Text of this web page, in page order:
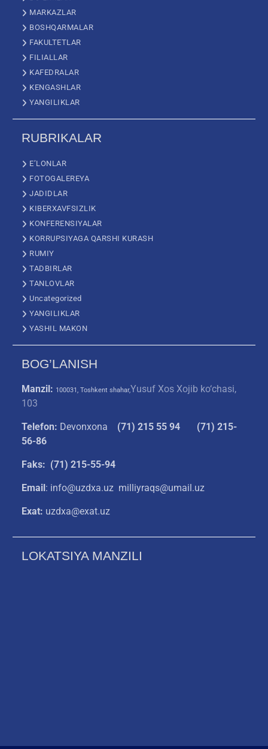
MARKAZLAR
BOSHQARMALAR
FAKULTETLAR
FILIALLAR
KAFEDRALAR
KENGASHLAR
YANGILIKLAR
RUBRIKALAR
E’LONLAR
FOTOGALEREYA
JADIDLAR
KIBERXAVFSIZLIK
KONFERENSIYALAR
KORRUPSIYAGA QARSHI KURASH
RUMIY
TADBIRLAR
TANLOVLAR
Uncategorized
YANGILIKLAR
YASHIL MAKON
BOG’LANISH
Manzil: 100031, Toshkent shahar,Yusuf Xos Xojib ko‘chasi,
103
Telefon: Devonxona (71) 215 55 94
(71) 215-
56-86
Faks: (71) 215-55-94
Email: info@uzdxa.uz milliyraqs@umail.uz
Exat: uzdxa@exat.uz
LOKATSIYA MANZILI